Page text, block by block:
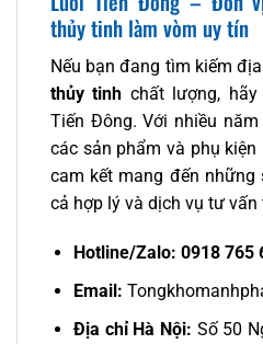
thủy tinh làm vòm uy tín
Nếu bạn đang tìm kiếm
thủy tinh chất lượng,
Tiến Đông. Với nhiều
các sản phẩm và phụ
cam kết mang đến những
cả hợp lý và dịch vụ tư vấn
Hotline/Zalo: 0918 765
Email:
Địa chỉ Hà Nội: Số 50